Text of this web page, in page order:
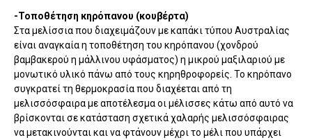
-Τοποθέτηση κηρόπανου (κουβέρτα)
Στα μελίσσια που διαχειμάζουν με καπάκι τύπου Αυστραλίας
είναι αναγκαία η τοποθέτηση του κηρόπανου (χονδρού
βαμβακερού η μάλλινου υφάσματος) η μικρού μαξιλαριού με
μονωτικό υλικό πάνω από τους κηρηθροφορείς. Το κηρόπανο
συγκρατεί τη θερμοκρασία που διαχέεται από τη
μελισσόσφαιρα με αποτέλεσμα οι μέλισσες κάτω από αυτό να
βρίσκονται σε κατάσταση σχετικά χαλαρής μελισσόσφαιρας
να μετακινούνται και να φτάνουν μέχρι το μέλι που υπάρχει